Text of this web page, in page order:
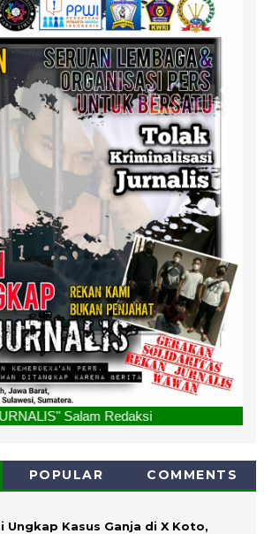
Redaksi
POPULAR COMMENTS
Ungkap Kasus Ganja di X Koto,